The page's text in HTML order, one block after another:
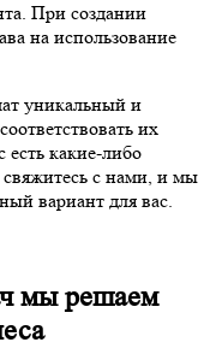
При создании
на использование
уникальный и
их
какие-либо
с нами, и мы
вариант для вас.
мы решаем